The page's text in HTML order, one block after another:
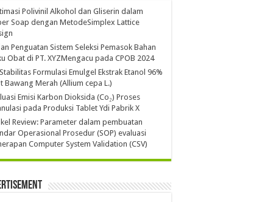
Polivinil Alkohol dan Gliserin dalam
Soap dengan MetodeSimplex Lattice
Penguatan Sistem Seleksi Pemasok Bahan
Obat di PT. XYZMengacu pada CPOB 2024
Formulasi Emulgel Ekstrak Etanol 96%
Bawang Merah (Allium cepa L.)
Emisi Karbon Dioksida (Co₂) Proses
pada Produksi Tablet Ydi Pabrik X
Review: Parameter dalam pembuatan
Operasional Prosedur (SOP) evaluasi
Computer System Validation (CSV)